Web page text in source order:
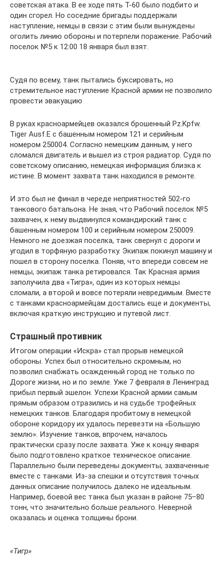
советская атака. В ее ходе пять Т-60 было подбито и
один сгорел. Но соседние бригады поддержали
наступление, немцы в связи с этим были вынуждены
оголить линию обороны и потерпели поражение. Рабочий
поселок №5 к 12:00 18 января был взят.
Судя по всему, танк пытались буксировать, но
стремительное наступление Красной армии не позволило
провести эвакуацию
В руках красноармейцев оказался брошенный Pz.Kpfw.
Tiger Ausf.E с башенным номером 121 и серийным
номером 250004. Согласно немецким данным, у него
сломался двигатель и вышел из строя радиатор. Судя по
советскому описанию, немецкая информация близка к
истине. В момент захвата танк находился в ремонте.
И это был не финал в череде неприятностей 502-го
танкового батальона. Не зная, что Рабочий поселок №5
захвачен, к нему выдвинулся командирский танк с
башенным номером 100 и серийным номером 250009.
Немного не доезжая поселка, танк свернул с дороги и
угодил в торфяную разработку. Экипаж покинул машину и
пошел в сторону поселка. Поняв, что впереди совсем не
немцы, экипаж танка ретировался. Так Красная армия
заполучила два «Тигра», один из которых немцы
сломали, а второй и вовсе потеряли невредимым. Вместе
с танками красноармейцам достались еще и документы,
включая краткую инструкцию и путевой лист.
Страшный противник
Итогом операции «Искра» стал прорыв немецкой
обороны. Успех был относительно скромным, но
позволил снабжать осажденный город не только по
Дороге жизни, но и по земле. Уже 7 февраля в Ленинград
прибыл первый эшелон. Успехи Красной армии самым
прямым образом отразились и на судьбе трофейных
немецких танков. Благодаря пробитому в немецкой
обороне коридору их удалось перевезти на «Большую
землю». Изучение танков, впрочем, началось
практически сразу после захвата. Уже к концу января
было подготовлено краткое техническое описание.
Параллельно были переведены документы, захваченные
вместе с танками. Из-за спешки и отсутствия точных
данных описание получилось далеко не идеальным.
Например, боевой вес танка был указан в районе 75–80
тонн, что значительно больше реального. Неверной
оказалась и оценка толщины брони.
«Тигр»